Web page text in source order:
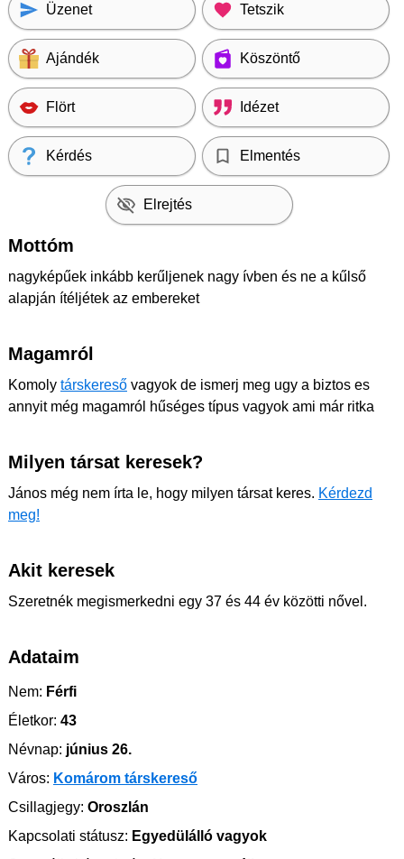
Üzenet Tetszik
Ajándék Köszöntő
Flört Idézet
Kérdés Elmentés
Elrejtés
Mottóm
nagyképűek inkább kerűljenek nagy ívben és ne a kűlső
alapján ítéljétek az embereket
Magamról
Komoly társkereső vagyok de ismerj meg ugy a biztos es
annyit még magamról hűséges típus vagyok ami már ritka
Milyen társat keresek?
János még nem írta le, hogy milyen társat keres. Kérdezd
meg!
Akit keresek
Szeretnék megismerkedni egy 37 és 44 év közötti nővel.
Adataim
Nem: Férfi
Életkor: 43
Névnap: június 26.
Város: Komárom társkereső
Csillagjegy: Oroszlán
Kapcsolati státusz: Egyedülálló vagyok